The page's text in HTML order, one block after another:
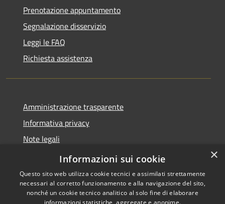
Prenotazione appuntamento
Segnalazione disservizio
Leggi le FAQ
Richiesta assistenza
Amministrazione trasparente
Informativa privacy
Note legali
Dichiarazione di accessibilità
×
Informazioni sui cookie
Questo sito web utilizza cookie tecnici e assimilati strettamente
necessari al corretto funzionamento e alla navigazione del sito,
nonché un cookie tecnico analitico al solo fine di elaborare
informazioni statistiche, aggregate e anonime.